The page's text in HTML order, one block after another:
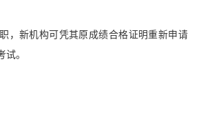
，新机构可凭其原成绩合格证明重新申请
。